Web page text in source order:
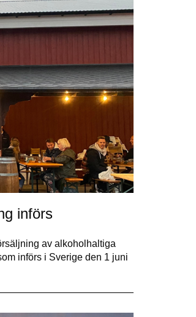
införs
av alkoholhaltiga
införs i Sverige den 1 juni